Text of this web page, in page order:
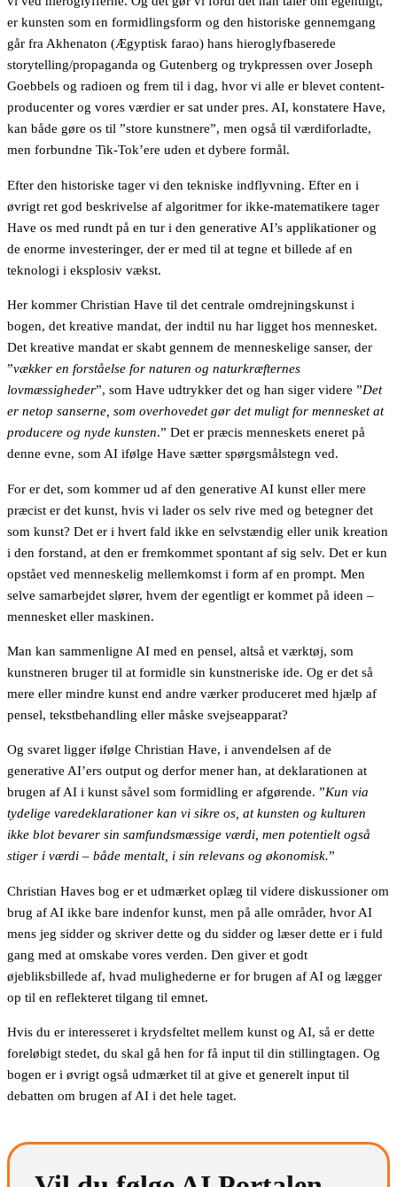
er kunsten som en formidlingsform og den historiske gennemgang
går fra Akhenaton (Ægyptisk farao) hans hieroglyfbaserede
storytelling/propaganda og Gutenberg og trykpressen over Joseph
Goebbels og radioen og frem til i dag, hvor vi alle er blevet content-
producenter og vores værdier er sat under pres. AI, konstatere Have,
kan både gøre os til ”store kunstnere”, men også til værdiforladte,
men forbundne Tik-Tok’ere uden et dybere formål.
Efter den historiske tager vi den tekniske indflyvning. Efter en i
øvrigt ret god beskrivelse af algoritmer for ikke-matematikere tager
Have os med rundt på en tur i den generative AI’s applikationer og
de enorme investeringer, der er med til at tegne et billede af en
teknologi i eksplosiv vækst.
Her kommer Christian Have til det centrale omdrejningskunst i
bogen, det kreative mandat, der indtil nu har ligget hos mennesket.
Det kreative mandat er skabt gennem de menneskelige sanser, der
”vækker en forståelse for naturen og naturkræfternes
lovmæssigheder”, som Have udtrykker det og han siger videre ”Det
er netop sanserne, som overhovedet gør det muligt for mennesket at
producere og nyde kunsten.” Det er præcis menneskets eneret på
denne evne, som AI ifølge Have sætter spørgsmålstegn ved.
For er det, som kommer ud af den generative AI kunst eller mere
præcist er det kunst, hvis vi lader os selv rive med og betegner det
som kunst? Det er i hvert fald ikke en selvstændig eller unik kreation
i den forstand, at den er fremkommet spontant af sig selv. Det er kun
opstået ved menneskelig mellemkomst i form af en prompt. Men
selve samarbejdet slører, hvem der egentligt er kommet på ideen –
mennesket eller maskinen.
Man kan sammenligne AI med en pensel, altså et værktøj, som
kunstneren bruger til at formidle sin kunstneriske ide. Og er det så
mere eller mindre kunst end andre værker produceret med hjælp af
pensel, tekstbehandling eller måske svejseapparat?
Og svaret ligger ifølge Christian Have, i anvendelsen af de
generative AI’ers output og derfor mener han, at deklarationen at
brugen af AI i kunst såvel som formidling er afgørende. ”Kun via
tydelige varedeklarationer kan vi sikre os, at kunsten og kulturen
ikke blot bevarer sin samfundsmæssige værdi, men potentielt også
stiger i værdi – både mentalt, i sin relevans og økonomisk.”
Christian Haves bog er et udmærket oplæg til videre diskussioner om
brug af AI ikke bare indenfor kunst, men på alle områder, hvor AI
mens jeg sidder og skriver dette og du sidder og læser dette er i fuld
gang med at omskabe vores verden. Den giver et godt
øjebliksbillede af, hvad mulighederne er for brugen af AI og lægger
op til en reflekteret tilgang til emnet.
Hvis du er interesseret i krydsfeltet mellem kunst og AI, så er dette
foreløbigt stedet, du skal gå hen for få input til din stillingtagen. Og
bogen er i øvrigt også udmærket til at give et generelt input til
debatten om brugen af AI i det hele taget.